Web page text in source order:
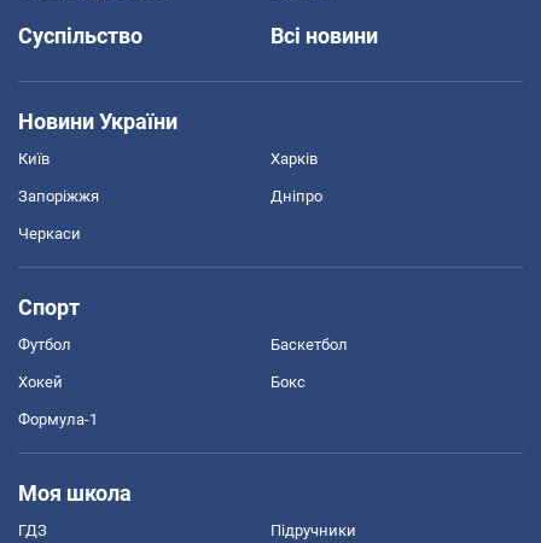
Суспільство
Всі новини
Новини України
Київ Харків
Запоріжжя Дніпро
Черкаси
Спорт
Футбол Баскетбол
Хокей Бокс
Формула-1
Моя школа
ГДЗ Підручники